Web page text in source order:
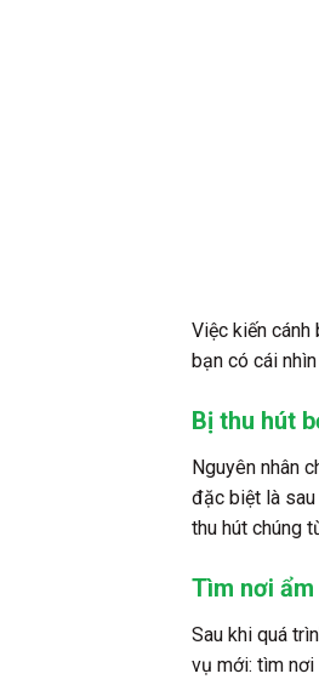
Việc kiến cánh
bạn có cái
Bị thu hút
Nguyên nhân
đặc biệt là sau
thu hút chúng
Tìm nơi
Sau khi quá
vụ mới: tìm